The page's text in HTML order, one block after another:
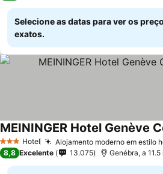
Selecione as datas para ver os
exatos.
3 EstrelasHotel Alojamento moderno em estilo
MEININGER Hotel Genève
8,8 Excelente 13.075 Genébra, a